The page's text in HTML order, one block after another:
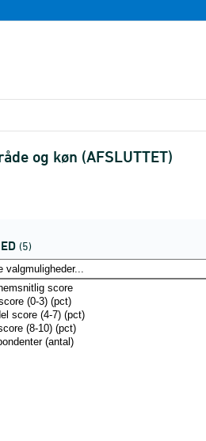
og køn (AFSLUTTET)
(5)